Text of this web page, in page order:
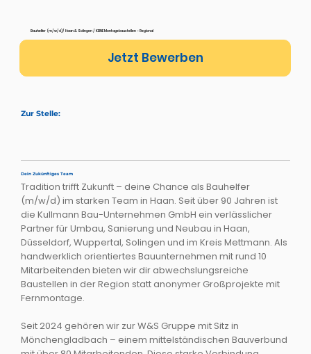
Bauhelfer (m/w/d)/ Haan & Solingen / KEINE Montagebaustellen - Regional
Jetzt Bewerben
Zur Stelle:
Dein Zukünftiges Team
Tradition trifft Zukunft – deine Chance als Bauhelfer
(m/w/d) im starken Team in Haan. Seit über 90 Jahren ist
die Kullmann Bau-Unternehmen GmbH ein verlässlicher
Partner für Umbau, Sanierung und Neubau in Haan,
Düsseldorf, Wuppertal, Solingen und im Kreis Mettmann. Als
handwerklich orientiertes Bauunternehmen mit rund 10
Mitarbeitenden bieten wir dir abwechslungsreiche
Baustellen in der Region statt anonymer Großprojekte mit
Fernmontage.​
Seit 2024 gehören wir zur W&S Gruppe mit Sitz in
Mönchengladbach – einem mittelständischen Bauverbund